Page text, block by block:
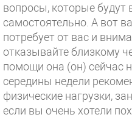
вопросы, которые будут
самостоятельно. А вот
потребует от вас и
отказывайте близкому
помощи она (он) сейчас
середины недели
физические нагрузки,
если вы очень хотели